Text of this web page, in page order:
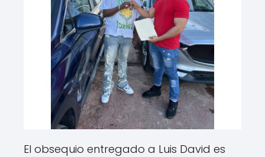
El obsequio entregado a Luis David es